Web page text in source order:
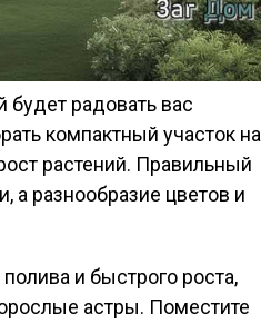
будет радовать вас
компактный участок на
растений. Правильный
а разнообразие цветов и
и быстрого роста,
астры. Поместите